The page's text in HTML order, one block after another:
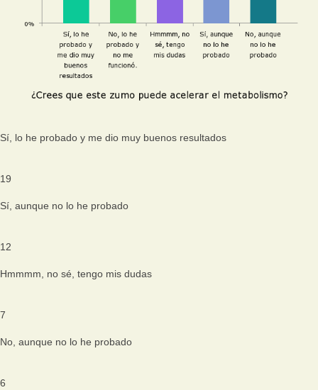
Sí, lo he probado y me dio muy buenos resultados
19
Sí, aunque no lo he probado
12
Hmmmm, no sé, tengo mis dudas
7
No, aunque no lo he probado
6